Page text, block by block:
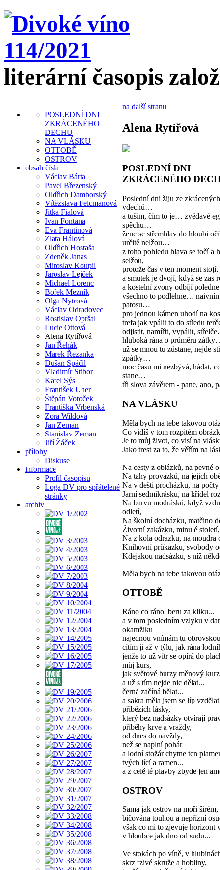
literární časopis
POSLEDNÍ DNI
ZKRÁCENÉHO
DECHU
NA VLÁSKU
OTTOBĚ
OSTROV
obsah čísla
Václav Bárta
Pavel Březenský
Oldřich Damborský
Vítězslava Felcmanová
Jitka Fialová
Ivan Fontana
Eva Frantinová
Zlata Hálová
Oldřich Hostaša
Zdeněk Janas
Miroslav Koupil
Jaroslav Lejček
Michael Lorenc
Bořek Mezník
Olga Nytrová
Václav Odradovec
Rostislav Opršal
Lucie Ottová
Alena Rytířová
Jan Řehák
Marek Řezanka
Dušan Spáčil
Vladimír Stibor
Karel Sýs
František Uher
Štěpán Votoček
Františka Vrbenská
Zora Wildová
Jan Zeman
Stanislav Zeman
Jiří Žáček
přílohy
Diskuse
informace
Profil časopisu
Loga DV pro spřátelené
stránky
archiv
na další stranu
Alena Rytířová
POSLEDNÍ DNI
ZKRÁCENÉHO
Poslední dni žiju ze zkrácených
vdechů…
a tuším, čím to je… zvědavé
spěchu…
žene se střemhlav do hloubi
určitě nelžou…
z toho pohledu hlava se točí a
selžou,
protože čas v ten moment
a smutek je dvojí, když se zas
a kostelní zvony odbíjí
všechno to podlehne…
patosu…
pro jednou kámen uhodí na
trefa jak vpálit to do středu
odjistit, namířit, vypálit,
hluboká rána o průměru
už se mnou tu zůstane, nejde
zpátky…
moc času mi nezbývá, hádat,
stane…
tři slova závěrem - pane, ano,
NA VLÁSKU
Měla bych na tebe takovou
Co vidíš v tom rozpitém
Je to můj život, co visí na
Jako trest za to, že věřím na
Na cesty z oblázků, na pevné
Na tahy provázků, na jejich
Na v dešti procházku, na
Jarní sedmikrásku, na křídel
Na barvu modrásků, když
odletí,
Na školní docházku, matčino
Životní zakázku, minulé století,
Na z kola odrazku, na moudra
Knihovní průkazku, svobody
Kdejakou nadsázku, s níž
Měla bych na tebe takovou
OTTOBĚ
Ráno co ráno, beru za kliku...
a v tom posledním vzlyku v
okamžiku
najednou vnímám tu
cítím ji až v týlu, jak rána
jenže to už vítr se opírá do
můj kurs,
jak světové burzy měnový
a už s tím nejde nic dělat...
černá začíná bělat...
a sakra měla jsem se líp
příbězích lásky,
který bez nadsázky otvírají
příběhy krve a vraždy,
od dnes do navždy,
než se naplní pohár
a lodní stožár chytne ten
tvých lící a ramen...
a z celé té plavby zbyde jen
OSTROV
Sama jak ostrov na moři širém,
bičována touhou a nepřízní
však co mi to zjevuje horizont
v hloubce jak dno od sudu...
Ve stokách po víně, v
skrz rzivé skruže a hobliny,